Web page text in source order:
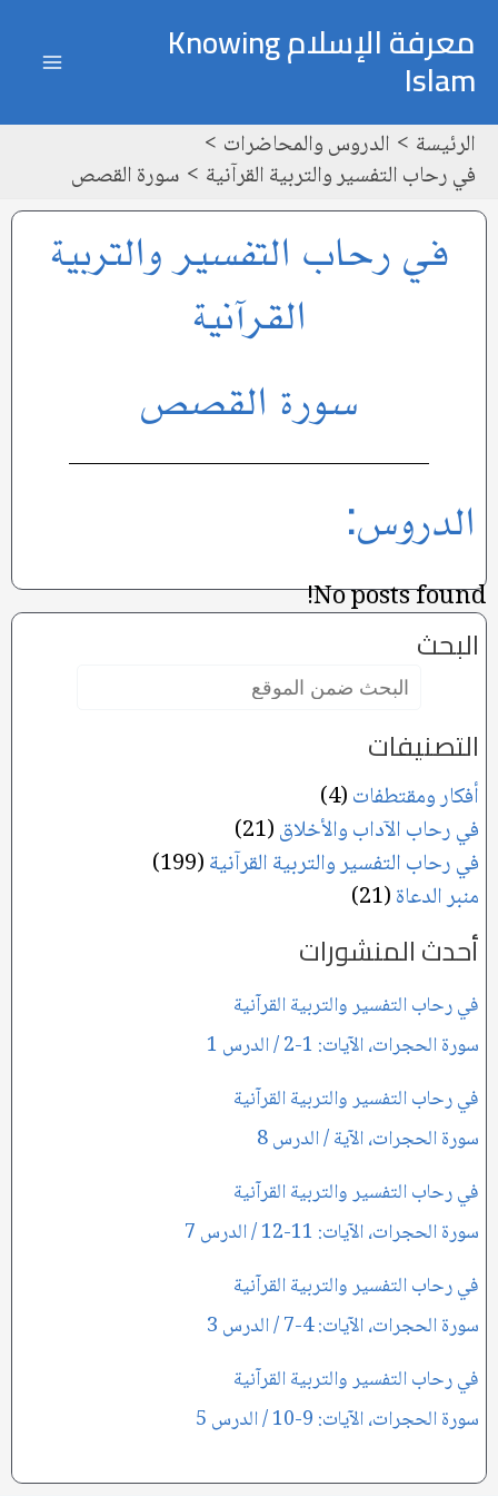
إلى
المحتوى
معرفة الإسلام Knowing
Islam
الرئيسة
الدروس والمحاضرات
في رحاب التفسير والتربية القرآنية
سورة القصص
في رحاب التفسير والتربية
القرآنية
سورة القصص
الدروس:
No posts found!
البحث
التصنيفات
أفكار ومقتطفات(4)
في رحاب الآداب والأخلاق(21)
في رحاب التفسير والتربية القرآنية(199)
منبر الدعاة(21)
أحدث المنشورات
في رحاب التفسير والتربية القرآنية
سورة الحجرات، الآيات: 1-2 / الدرس 1
في رحاب التفسير والتربية القرآنية
سورة الحجرات، الآية / الدرس 8
في رحاب التفسير والتربية القرآنية
سورة الحجرات، الآيات: 11-12 / الدرس 7
في رحاب التفسير والتربية القرآنية
سورة الحجرات، الآيات: 4-7 / الدرس 3
في رحاب التفسير والتربية القرآنية
سورة الحجرات، الآيات: 9-10 / الدرس 5